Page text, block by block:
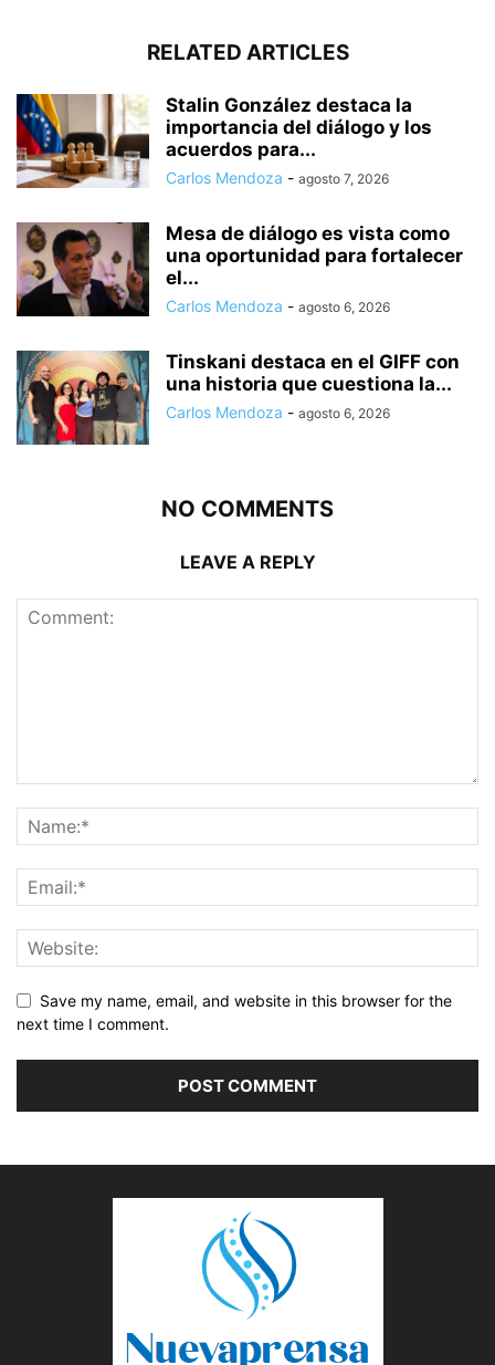
RELATED ARTICLES
Stalin González destaca la
importancia del diálogo y los
acuerdos para...
Carlos Mendoza - agosto 7, 2026
Mesa de diálogo es vista como
una oportunidad para fortalecer
el...
Carlos Mendoza - agosto 6, 2026
Tinskani destaca en el GIFF con
una historia que cuestiona la...
Carlos Mendoza - agosto 6, 2026
NO COMMENTS
LEAVE A REPLY
Save my name, email, and website in this browser for the
next time I comment.